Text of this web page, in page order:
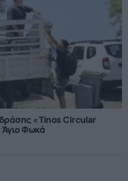
«Tinos Circular
Άγιο Φωκά